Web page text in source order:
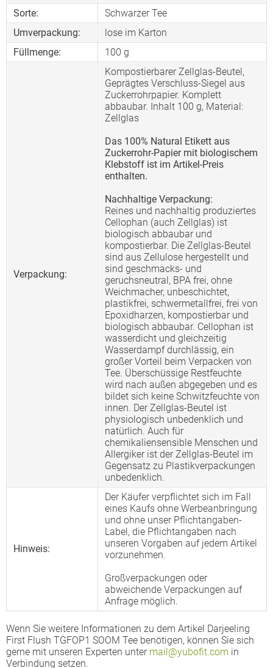
Sorte:
Schwarzer Tee
Umverpackung:
lose im Karton
Füllmenge:
100 g
Verpackung:
Kompostierbarer Zellglas-Beutel,
Geprägtes Verschluss-Siegel aus
Zuckerrohrpapier. Komplett
abbaubar. Inhalt 100 g, Material:
Zellglas
Das 100% Natural Etikett aus
Zuckerrohr-Papier mit biologischem
Klebstoff ist im Artikel-Preis
enthalten.
Nachhaltige Verpackung:
Reines und nachhaltig produziertes
Cellophan (auch Zellglas) ist
biologisch abbaubar und
kompostierbar. Die Zellglas-Beutel
sind aus Zellulose hergestellt und
sind geschmacks- und
geruchsneutral, BPA frei, ohne
Weichmacher, unbeschichtet,
plastikfrei, schwermetallfrei, frei von
Epoxidharzen, kompostierbar und
biologisch abbaubar. Cellophan ist
wasserdicht und gleichzeitig
Wasserdampf durchlässig, ein
großer Vorteil beim Verpacken von
Tee. Überschüssige Restfeuchte
wird nach außen abgegeben und es
bildet sich keine Schwitzfeuchte von
innen. Der Zellglas-Beutel ist
physiologisch unbedenklich und
natürlich. Auch für
chemikaliensensible Menschen und
Allergiker ist der Zellglas-Beutel im
Gegensatz zu Plastikverpackungen
unbedenklich.
Hinweis:
Der Käufer verpflichtet sich im Fall
eines Kaufs ohne Werbeanbringung
und ohne unser Pflichtangaben-
Label, die Pflichtangaben nach
unseren Vorgaben auf jedem Artikel
vorzunehmen.
Großverpackungen oder
abweichende Verpackungen auf
Anfrage möglich.
Wenn Sie weitere Informationen zu dem Artikel Darjeeling
First Flush TGFOP1 SOOM Tee benötigen, können Sie sich
gerne mit unseren Experten unter mail@yubofit.com in
Verbindung setzen.